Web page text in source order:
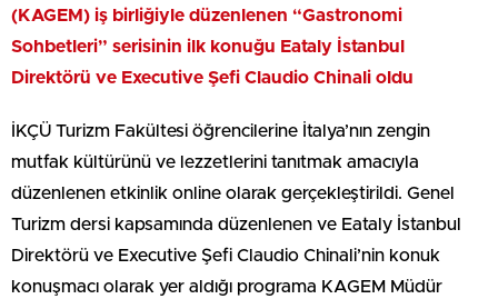
(KAGEM) iş birliğiyle düzenlenen “Gastronomi
Sohbetleri” serisinin ilk konuğu Eataly İstanbul
Direktörü ve Executive Şefi Claudio Chinali oldu
İKÇÜ Turizm Fakültesi öğrencilerine İtalya’nın zengin
mutfak kültürünü ve lezzetlerini tanıtmak amacıyla
düzenlenen etkinlik online olarak gerçekleştirildi. Genel
Turizm dersi kapsamında düzenlenen ve Eataly İstanbul
Direktörü ve Executive Şefi Claudio Chinali’nin konuk
konuşmacı olarak yer aldığı programa KAGEM Müdür